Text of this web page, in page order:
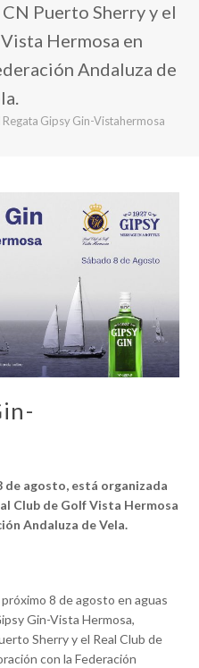
Puerto Sherry y el
Hermosa en
Andaluza de
I Regata Gipsy Gin-Vistahermosa
de agosto, está organizada
Club de Golf Vista Hermosa
Andaluza de Vela.
8 de agosto en aguas
Gin-Vista Hermosa,
Sherry y el Real Club de
con la Federación